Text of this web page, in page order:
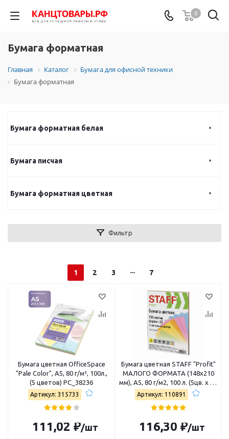
0
Бумага форматная
Главная Каталог
Бумага для офисной техники
Бумага форматная
Бумага форматная белая
Бумага писчая
Бумага форматная цветная
Фильтр
1 2 3 7
Бумага цветная OfficeSpace
"Pale Color", A5, 80 г/м², 100л.,
(5 цветов) PC_38236
Артикул: 315733
111,02 ₽/шт
Бумага цветная STAFF "Profit"
МАЛОГО ФОРМАТА (148х210
мм), А5, 80 г/м2, 100 л. (5цв. х 20
л.), цветная пастель, для
офиса и дома, 110891
Артикул: 110891
116,30 ₽/шт